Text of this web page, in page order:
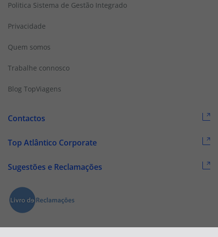
Politica Sistema de Gestão Integrado
Privacidade
Quem somos
Trabalhe connosco
Blog TopViagens
Contactos
Top Atlântico Corporate
Sugestões e Reclamações